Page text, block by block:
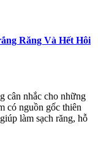
Răng Và Hết Hôi
cân nhắc cho những
có nguồn gốc thiên
làm sạch răng, hỗ